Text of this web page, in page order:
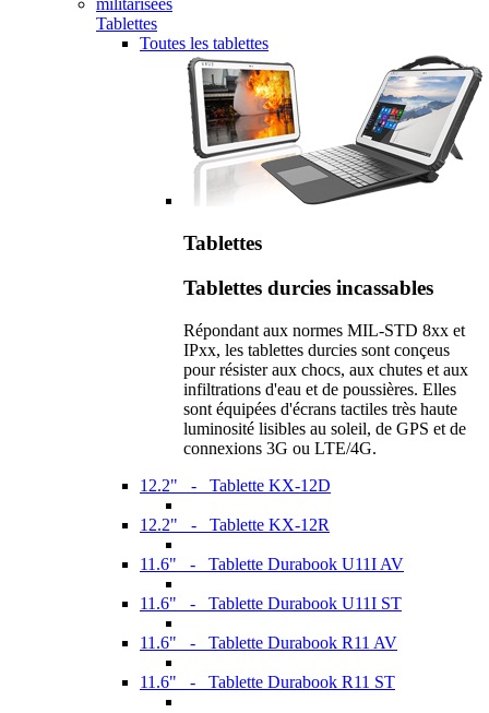
Tablettes
Toutes les tablettes
Tablettes
Tablettes durcies incassables
Répondant aux normes MIL-STD 8xx et
IPxx, les tablettes durcies sont conçeus
pour résister aux chocs, aux chutes et aux
infiltrations d'eau et de poussières. Elles
sont équipées d'écrans tactiles très haute
luminosité lisibles au soleil, de GPS et de
connexions 3G ou LTE/4G.
12.2" - Tablette KX-12D
12.2" - Tablette KX-12R
11.6" - Tablette Durabook U11I AV
11.6" - Tablette Durabook U11I ST
11.6" - Tablette Durabook R11 AV
11.6" - Tablette Durabook R11 ST